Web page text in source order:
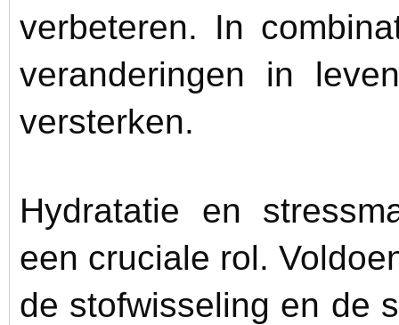
verbeteren. In
veranderingen in
versterken.
Hydratatie en
een cruciale rol.
de stofwisseling en de